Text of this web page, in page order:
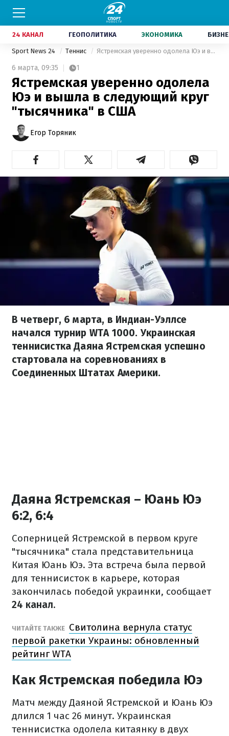
24 КАНАЛ ГЕОПОЛИТИКА ЭКОНОМИКА
Sport News 24 Теннис Ястремская уверенно одолела Юэ и вышла в следующий круг "тысячника" в США
6 марта, 09:35 1
Ястремская уверенно одолела
Юэ и вышла в следующий круг
"тысячника" в США
Егор Торяник
В четверг, 6 марта, в Индиан-Уэллсе
начался турнир WTA 1000. Украинская
теннисистка Даяна Ястремская успешно
стартовала на соревнованиях в
Соединенных Штатах Америки.
Даяна Ястремская – Юань Юэ
6:2, 6:4
Соперницей Ястремской в первом круге
"тысячника" стала представительница
Китая Юань Юэ. Эта встреча была первой
для теннисисток в карьере, которая
закончилась победой украинки, сообщает
24 канал.
ЧИТАЙТЕ ТАКЖЕ Свитолина вернула статус
первой ракетки Украины: обновленный
рейтинг WTA
Как Ястремская победила Юэ
Матч между Даяной Ястремской и Юань Юэ
длился 1 час 26 минут. Украинская
теннисистка одолела китаянку в двух